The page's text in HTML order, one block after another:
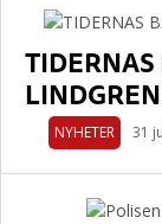
TIDERNAS
NYHETER 31